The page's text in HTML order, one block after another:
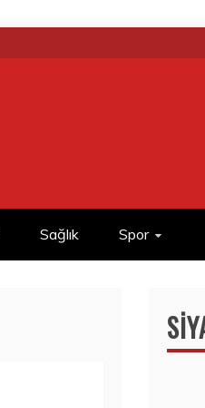
Sağlık Spor